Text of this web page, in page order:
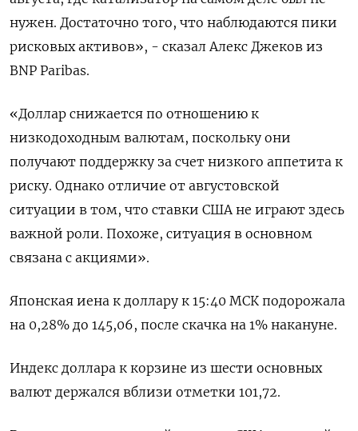
нужен. Достаточно того, что наблюдаются пики
рисковых активов», - сказал Алекс Джеков из
BNP Paribas.
«Доллар снижается по отношению к
низкодоходным валютам, поскольку они
получают поддержку за счет низкого аппетита к
риску. Однако отличие от августовской
ситуации в том, что ставки США не играют здесь
важной роли. Похоже, ситуация в основном
связана с акциями».
Японская иена к доллару к 15:40 МСК подорожала
на 0,28%​ до 145,06, после скачка на 1% накануне.
Индекс доллара к корзине из шести основных
валют держался вблизи отметки 101,72​.